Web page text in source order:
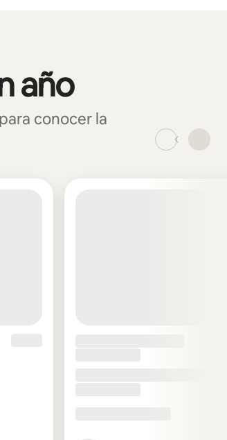
año
conocer la
_